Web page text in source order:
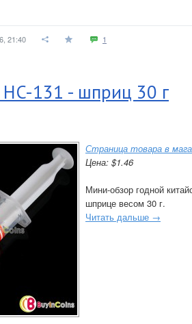
21:40 1
131 - шприц 30 г
Страница товара в
Цена: $1.46
Мини-обзор годной
шприце весом 30 г.
Читать дальше →